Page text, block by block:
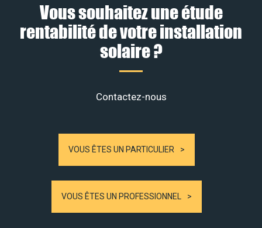
Vous souhaitez une étude
rentabilité de votre installation
solaire ?
Contactez-nous
VOUS ÊTES UN PARTICULIER
VOUS ÊTES UN PROFESSIONNEL